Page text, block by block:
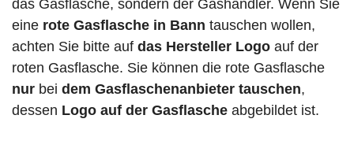
das Gasflasche, sondern der Gashändler. Wenn Sie
eine rote Gasflasche in Bann tauschen wollen,
achten Sie bitte auf das Hersteller Logo auf der
roten Gasflasche. Sie können die rote Gasflasche
nur bei dem Gasflaschenanbieter tauschen,
dessen Logo auf der Gasflasche abgebildet ist.